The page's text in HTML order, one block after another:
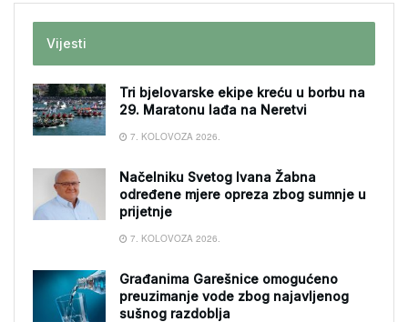
Vijesti
Tri bjelovarske ekipe kreću u borbu na
29. Maratonu lađa na Neretvi
7. KOLOVOZA 2026.
Načelniku Svetog Ivana Žabna
određene mjere opreza zbog sumnje u
prijetnje
7. KOLOVOZA 2026.
Građanima Garešnice omogućeno
preuzimanje vode zbog najavljenog
sušnog razdoblja